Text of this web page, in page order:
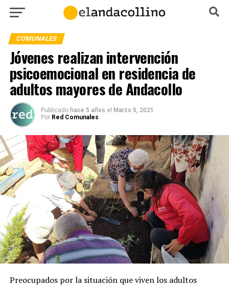
COMUNALES
Jóvenes realizan intervención
psicoemocional en residencia de
adultos mayores de Andacollo
Publicado hace 5 años el Marzo 5, 2021
Por Red Comunales
Preocupados por la situación que viven los adultos